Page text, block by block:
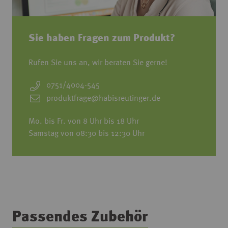
Sie haben Fragen zum Produkt?
Rufen Sie uns an, wir beraten Sie gerne!
0751/4004-545
produktfrage@habisreutinger.de
Mo. bis Fr. von 8 Uhr bis 18 Uhr
Samstag von 08:30 bis 12:30 Uhr
Passendes Zubehör